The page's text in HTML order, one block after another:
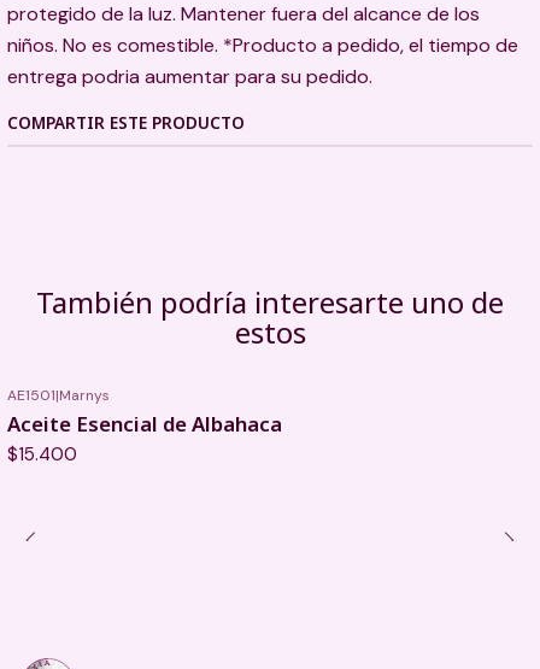
protegido de la luz. Mantener fuera del alcance de los
niños. No es comestible. *Producto a pedido, el tiempo de
entrega podria aumentar para su pedido.
COMPARTIR ESTE PRODUCTO
También podría interesarte uno de
estos
AE1501|Marnys
Aceite Esencial de Albahaca
$15.400